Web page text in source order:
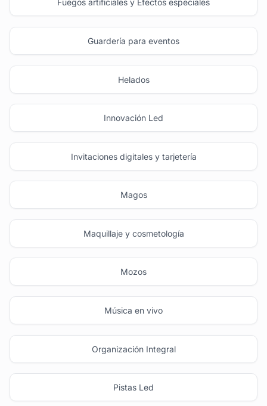
Fuegos artificiales y Efectos especiales
Guardería para eventos
Helados
Innovación Led
Invitaciones digitales y tarjetería
Magos
Maquillaje y cosmetología
Mozos
Música en vivo
Organización Integral
Pistas Led